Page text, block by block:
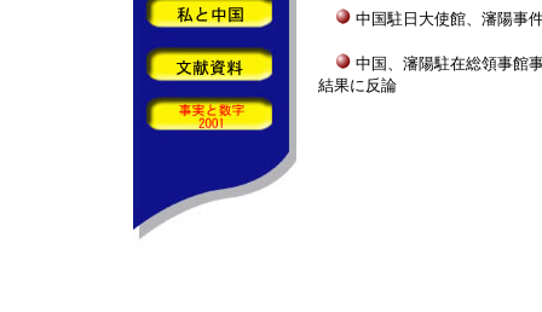
中国駐日大使館、瀋陽事
中国、瀋陽駐在総領事館
結果に反論